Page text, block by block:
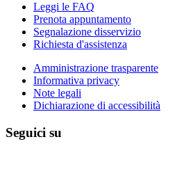
Leggi le FAQ
Prenota appuntamento
Segnalazione disservizio
Richiesta d'assistenza
Amministrazione trasparente
Informativa privacy
Note legali
Dichiarazione di accessibilità
Seguici su